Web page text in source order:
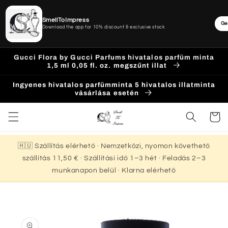
Ugrás a
tartalomhoz
Gucci Flora by Gucci Parfums hivatalos parfüm minta
1,5 ml 0,05 fl. oz. megszűnt illat
Ingyenes hivatalos parfümminta 5 hivatalos illatminta
vásárlása esetén
Kosár
🇭🇺 Szállítás elérhető · Nemzetközi, nyomon követhető
szállítás 11,50 € · Szállítási idő 1–3 hét · Feladás 2–3
munkanapon belül · Klarna elérhető
a
SmellToImpress
Download the app for 10% discount & exclusive stock